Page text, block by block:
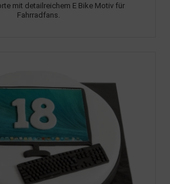
mit detailreichem E Bike Motiv für
Fahrradfans.